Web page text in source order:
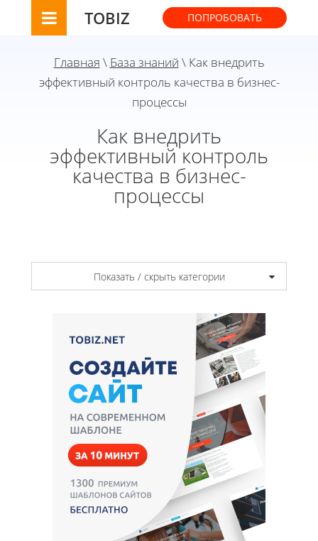
TOBIZ ПОПРОБОВАТЬ
Главная \ База знаний \ Как внедрить
эффективный контроль качества в бизнес-
процессы
Как внедрить
эффективный контроль
качества в бизнес-
процессы
Показать / скрыть категории